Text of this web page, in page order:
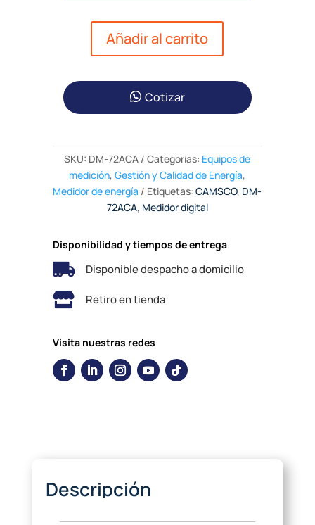
Añadir al carrito
Cotizar
SKU: DM-72ACA Categorías: Equipos de
medición,Gestión y Calidad de Energía,
Medidor de energía
Etiquetas:CAMSCO, DM-
72ACA, Medidor digital
Disponibilidad y tiempos de entrega
 Disponible despacho a domicilio
 Retiro en tienda
Visita nuestras redes
Descripción